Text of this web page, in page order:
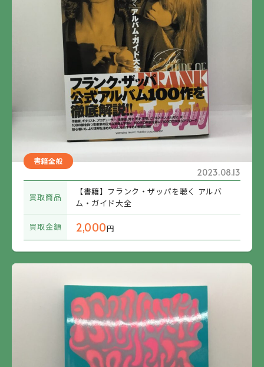
書籍全般
2023.08.13
買取商品
【書籍】フランク・ザッパを聴く アルバ
ム・ガイド大全
買取金額 2,000円